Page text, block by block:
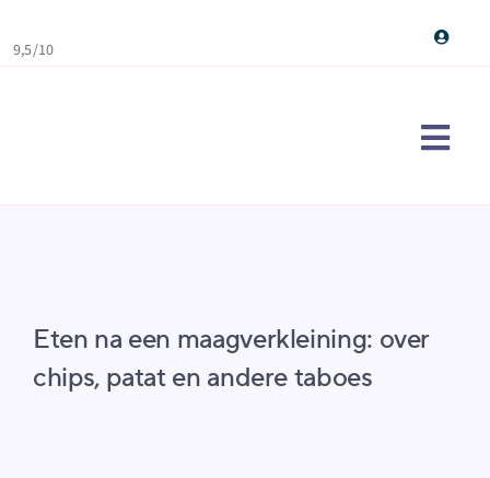
to9,5/10
Eten na een maagverkleining: over
chips, patat en andere taboes